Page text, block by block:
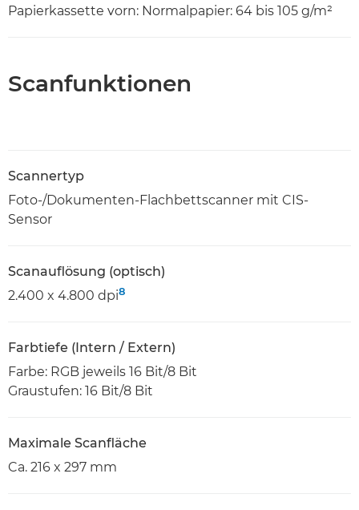
Papierkassette vorn: Normalpapier: 64 bis 105 g/m²
Scanfunktionen
Scannertyp
Foto-/Dokumenten-Flachbettscanner mit CIS-
Sensor
Scanauflösung (optisch)
2.400 x 4.800 dpi8
Farbtiefe (Intern / Extern)
Farbe: RGB jeweils 16 Bit/8 Bit
Graustufen: 16 Bit/8 Bit
Maximale Scanfläche
Ca. 216 x 297 mm